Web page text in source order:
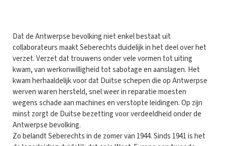
Dat de Antwerpse bevolking niet enkel bestaat uit
collaborateurs maakt Seberechts duidelijk in het deel over het
verzet. Verzet dat trouwens onder vele vormen tot uiting
kwam, van werkonwilligheid tot sabotage en aanslagen. Het
kwam herhaaldelijk voor dat Duitse schepen die op Antwerpse
werven waren hersteld, snel weer in reparatie moesten
wegens schade aan machines en verstopte leidingen. Op zijn
minst zorgt de Duitse bezetting voor verdeeldheid onder de
Antwerpse bevolking.
Zo belandt Seberechts in de zomer van 1944. Sinds 1941 is het